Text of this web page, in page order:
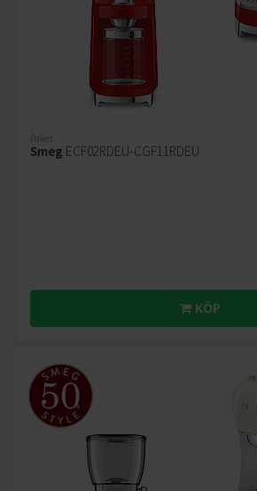
Paket
Smeg ECF02RDEU-CGF11RDEU
KÖP